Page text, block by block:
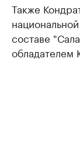
Также
составе
обладателем